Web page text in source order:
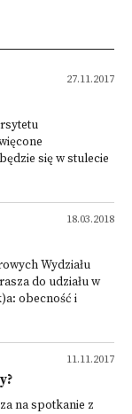
27.11.2017
się w stulecie
18.03.2018
Wydziału
do udziału w
obecność i
11.11.2017
na spotkanie z